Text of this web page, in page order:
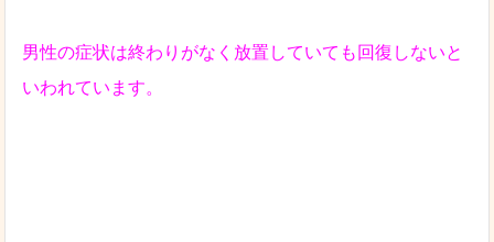
男性の症状は終わりがなく放置していても回復しないと
いわれています。